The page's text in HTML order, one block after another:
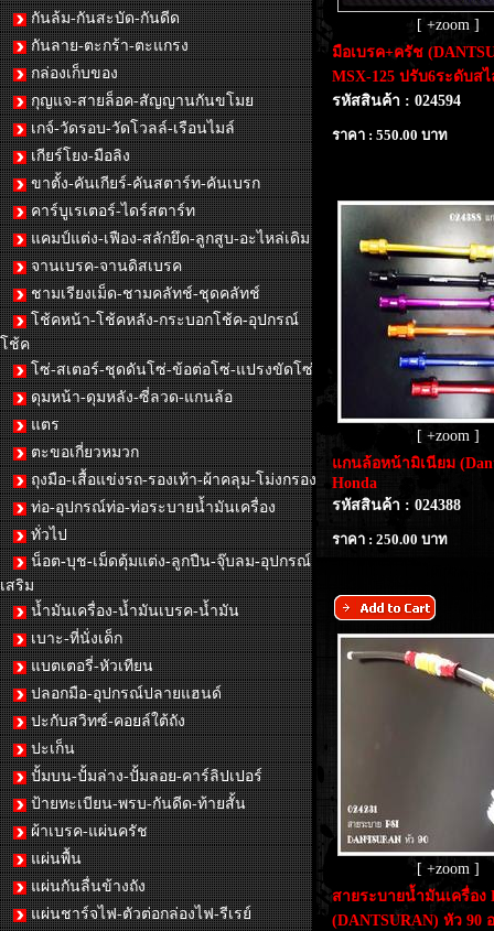
กันล้ม-กันสะบัด-กันดีด
กันลาย-ตะกร้า-ตะแกรง
กล่องเก็บของ
กุญแจ-สายล็อค-สัญญานกันขโมย
เกจ์-วัดรอบ-วัดโวลล์-เรือนไมล์
เกียร์โยง-มือลิง
ขาตั้ง-คันเกียร์-คันสตาร์ท-คันเบรก
คาร์บูเรเตอร์-ไดร์สตาร์ท
แคมป์แต่ง-เฟือง-สลักยึด-ลูกสูบ-อะไหล่เดิม
จานเบรค-จานดิสเบรค
ชามเรียงเม็ด-ชามคลัทช์-ชุดคลัทช์
โช้คหน้า-โช้คหลัง-กระบอกโช้ค-อุปกรณ์
โช้ค
โซ่-สเตอร์-ชุดดันโซ่-ข้อต่อโซ่-แปรงขัดโซ่
ดุมหน้า-ดุมหลัง-ซี่ลวด-แกนล้อ
แตร
ตะขอเกี่ยวหมวก
ถุงมือ-เสื้อแข่งรถ-รองเท้า-ผ้าคลุม-โม่งกรอง
ท่อ-อุปกรณ์ท่อ-ท่อระบายน้ำมันเครื่อง
ทั่วไป
น็อต-บุช-เม็ดตุ้มแต่ง-ลูกปืน-จุ๊บลม-อุปกรณ์
เสริม
น้ำมันเครื่อง-น้ำมันเบรค-น้ำมัน
เบาะ-ที่นั่งเด็ก
แบตเตอรี่-หัวเทียน
ปลอกมือ-อุปกรณ์ปลายแฮนด์
ปะกับสวิทซ์-คอยล์ใต้ถัง
ปะเก็น
ปั้มบน-ปั้มล่าง-ปั้มลอย-คาร์ลิปเปอร์
ป้ายทะเบียน-พรบ-กันดีด-ท้ายสั้น
ผ้าเบรค-แผ่นครัช
แผ่นพื้น
แผ่นกันลื่นข้างถัง
แผ่นชาร์จไฟ-ตัวต่อกล่องไฟ-รีเรย์
[ +zoom ]
มือเบรค+ครัช
MSX-125 ปรับ6ระดับส
รหัสสินค้า : 024594
ราคา : 550.00 บาท
[ +zoom ]
แกนล้อหน้ามิเนียม
Honda
รหัสสินค้า : 024388
ราคา : 250.00 บาท
[ +zoom ]
สายระบายน้ำมันเครื่อง
(DANTSURAN) หัว 90